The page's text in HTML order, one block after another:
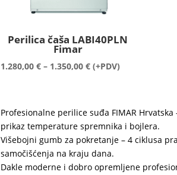
Perilica čaša LABI40PLN
Fimar
1.280,00 € – 1.350,00 €Raspon
(+PDV)
Profesionalne perilice suđa FIMAR
prikaz temperature spremnika i bojlera.
Višebojni gumb za pokretanje – 4 ciklusa
samočišćenja na kraju dana.
Dakle moderne i dobro opremljene